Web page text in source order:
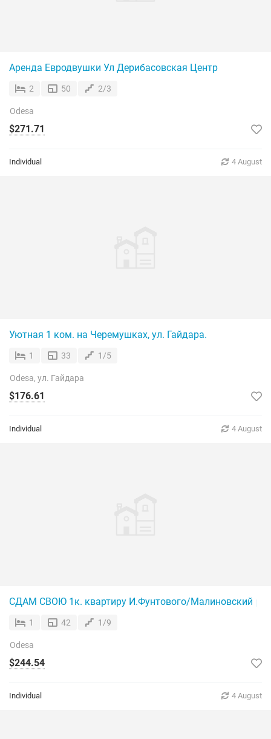
Аренда Евродвушки Ул Дерибасовская Центр
2 50 2/3
Odesa
$271.71
Individual 4 August
Уютная 1 ком. на Черемушках, ул. Гайдара.
1 33 1/5
Odesa, ул. Гайдара
$176.61
Individual 4 August
СДАМ СВОЮ 1к. квартиру И.Фунтового/Малиновский
1 42 1/9
Odesa
$244.54
Individual 4 August